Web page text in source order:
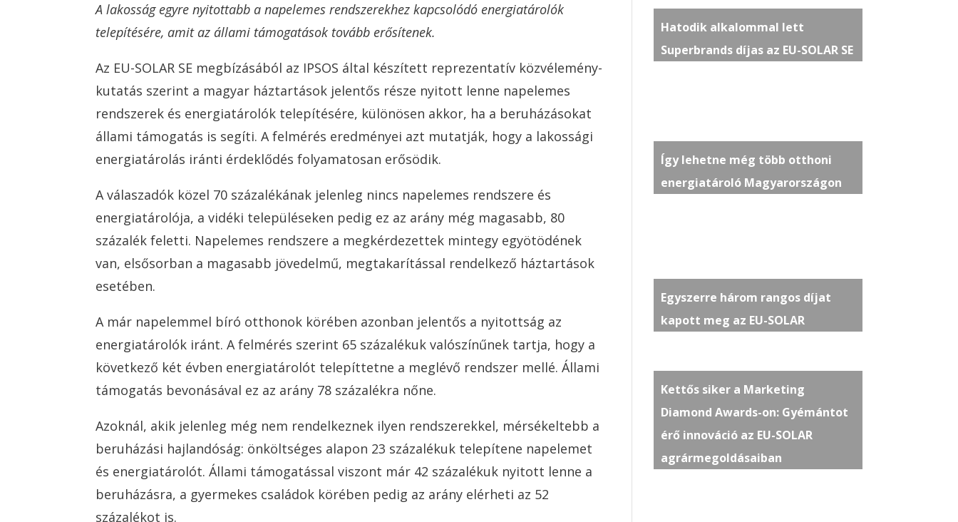
A lakosság egyre nyitottabb a napelemes rendszerekhez kapcsolódó energiatárolók
telepítésére, amit az állami támogatások tovább erősítenek.
Az EU-SOLAR SE megbízásából az IPSOS által készített reprezentatív közvélemény-
kutatás szerint a magyar háztartások jelentős része nyitott lenne napelemes
rendszerek és energiatárolók telepítésére, különösen akkor, ha a beruházásokat
állami támogatás is segíti. A felmérés eredményei azt mutatják, hogy a lakossági
energiatárolás iránti érdeklődés folyamatosan erősödik.
A válaszadók közel 70 százalékának jelenleg nincs napelemes rendszere és
energiatárolója, a vidéki településeken pedig ez az arány még magasabb, 80
százalék feletti. Napelemes rendszere a megkérdezettek mintegy egyötödének
van, elsősorban a magasabb jövedelmű, megtakarítással rendelkező háztartások
esetében.
A már napelemmel bíró otthonok körében azonban jelentős a nyitottság az
energiatárolók iránt. A felmérés szerint 65 százalékuk valószínűnek tartja, hogy a
következő két évben energiatárolót telepíttetne a meglévő rendszer mellé. Állami
támogatás bevonásával ez az arány 78 százalékra nőne.
Azoknál, akik jelenleg még nem rendelkeznek ilyen rendszerekkel, mérsékeltebb a
beruházási hajlandóság: önköltséges alapon 23 százalékuk telepítene napelemet
és energiatárolót. Állami támogatással viszont már 42 százalékuk nyitott lenne a
beruházásra, a gyermekes családok körében pedig az arány elérheti az 52
százalékot is.
Hatodik alkalommal lett
Superbrands díjas az EU-SOLAR SE
Így lehetne még több otthoni
energiatároló Magyarországon
Egyszerre három rangos díjat
kapott meg az EU-SOLAR
Kettős siker a Marketing
Diamond Awards-on: Gyémántot
érő innováció az EU-SOLAR
agrármegoldásaiban